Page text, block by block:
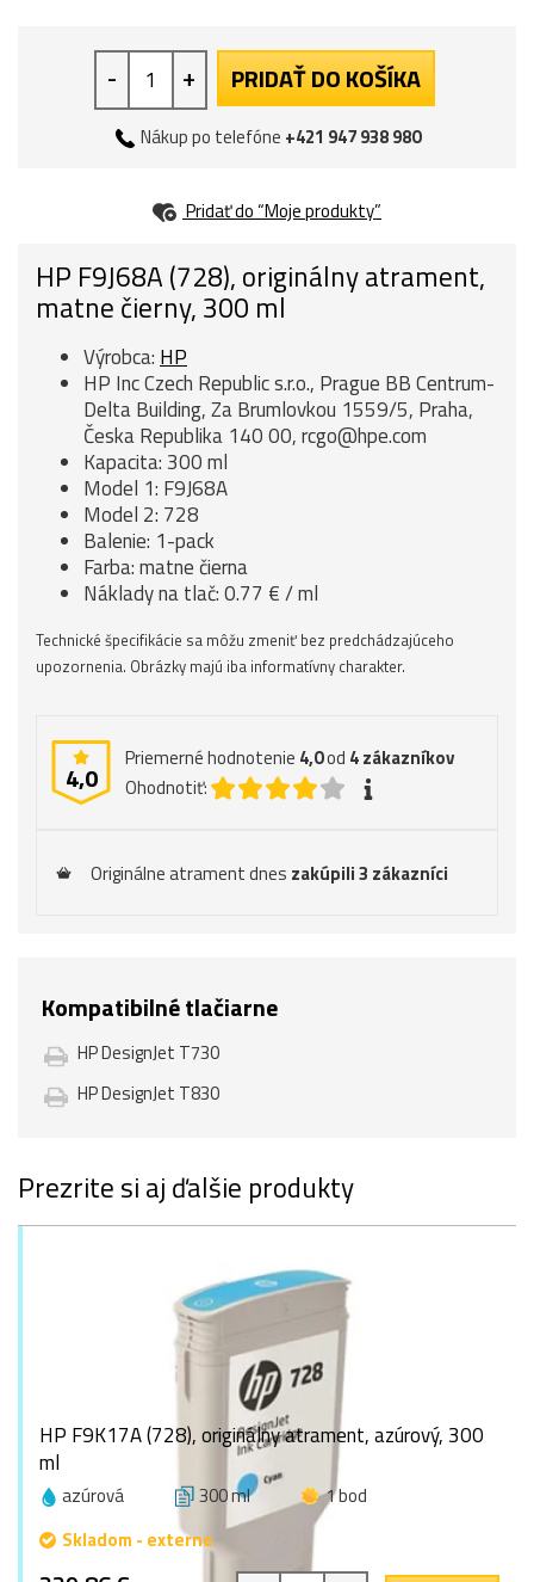
- + PRIDAŤ DO KOŠÍKA
Nákup po telefóne +421 947 938 980
Pridať do “Moje produkty”
HP F9J68A (728), originálny atrament,
matne čierny, 300 ml
Výrobca: HP
HP Inc Czech Republic s.r.o., Prague BB Centrum-
Delta Building, Za Brumlovkou 1559/5, Praha,
Česka Republika 140 00, rcgo@hpe.com
Kapacita: 300 ml
Model 1: F9J68A
Model 2: 728
Balenie: 1-pack
Farba: matne čierna
Náklady na tlač: 0.77 € / ml
Technické špecifikácie sa môžu zmeniť bez predchádzajúceho
upozornenia. Obrázky majú iba informatívny charakter.
4,0
Priemerné hodnotenie 4,0od 4zákazníkov
Ohodnotiť:
Originálne atrament dnes zakúpili 3 zákazníci
Kompatibilné tlačiarne
HP DesignJet T730
HP DesignJet T830
Prezrite si aj ďalšie produkty
HP F9K17A (728), originálny atrament, azúrový, 300
ml
azúrová 300 ml
1 bod
Skladom - externe